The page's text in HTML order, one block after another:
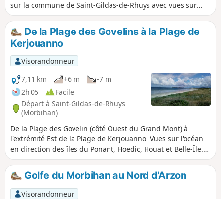
sur la commune de Saint-Gildas-de-Rhuys avec vues sur
l'océan, Hoëdic, Houat, Quiberon et Belle-Île. Très belle
randonnée le long de la falaise.
De la Plage des Govelins à la Plage de
Kerjouanno
Visorandonneur
7,11 km
+6 m
-7 m
2h 05
Facile
Départ à Saint-Gildas-de-Rhuys
(Morbihan)
De la Plage des Govelin (côté Ouest du Grand Mont) à
l'extrémité Est de la Plage de Kerjouanno. Vues sur l'océan
en direction des îles du Ponant, Hoedic, Houat et Belle-Île.
Randonnée sur sentier littoral et plages, donc avec
baignades possibles ! Le chemin étant bas, il est possible
de passer du sentier à la plage quasiment tout le temps.
Prudence aux grandes marées et jours de mer agitée.
Golfe du Morbihan au Nord d'Arzon
Visorandonneur